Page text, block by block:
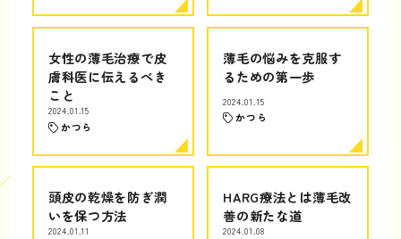
女性の薄毛治療で皮
膚科医に伝えるべき
こと
2024.01.15
かつら
薄毛の悩みを克服す
るための第一歩
2024.01.15
かつら
頭皮の乾燥を防ぎ潤
いを保つ方法
2024.01.11
HARG療法とは薄毛改
善の新たな道
2024.01.08